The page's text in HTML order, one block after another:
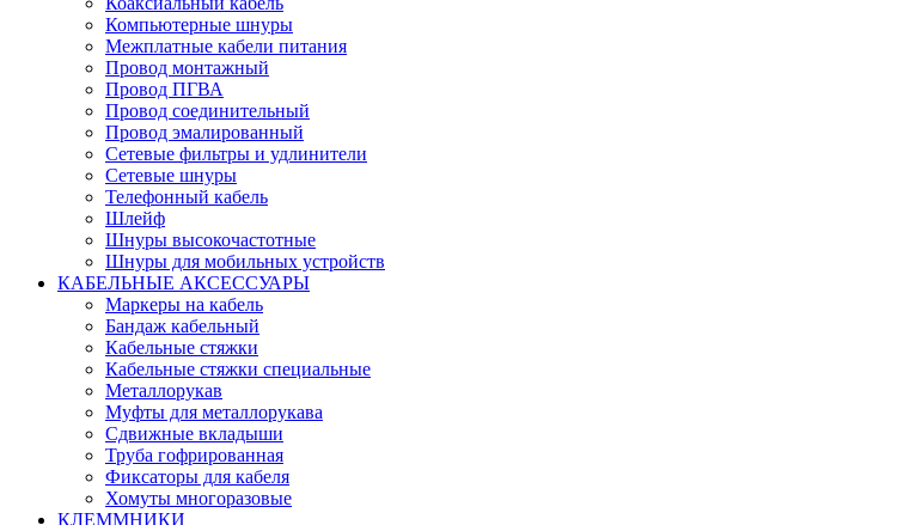
Компьютерные шнуры
Межплатные кабели питания
Провод монтажный
Провод ПГВА
Провод соединительный
Провод эмалированный
Сетевые фильтры и удлинители
Сетевые шнуры
Телефонный кабель
Шлейф
Шнуры высокочастотные
Шнуры для мобильных устройств
КАБЕЛЬНЫЕ АКСЕССУАРЫ
Маркеры на кабель
Бандаж кабельный
Кабельные стяжки
Кабельные стяжки специальные
Металлорукав
Муфты для металлорукава
Сдвижные вкладыши
Труба гофрированная
Фиксаторы для кабеля
Хомуты многоразовые
КЛЕММНИКИ